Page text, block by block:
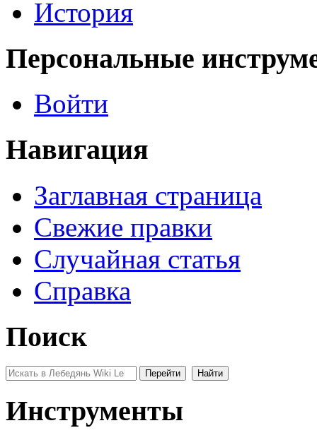
История
Персональные
Войти
Навигация
Заглавная страница
Свежие правки
Случайная статья
Справка
Поиск
Инструменты